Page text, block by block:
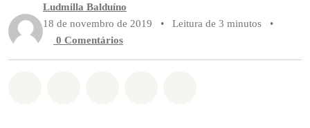
Ludmilla Balduíno
18 de novembro de 2019
• Leitura de 3 minutos
•
0 Comentários